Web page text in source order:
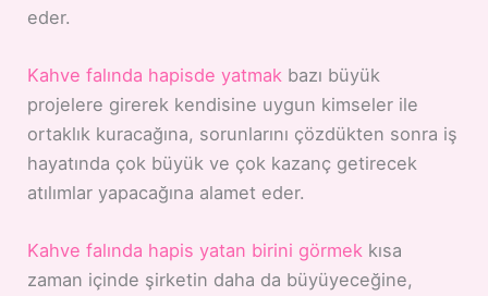
eder.
Kahve falında hapisde yatmak bazı büyük
projelere girerek kendisine uygun kimseler ile
ortaklık kuracağına, sorunlarını çözdükten sonra iş
hayatında çok büyük ve çok kazanç getirecek
atılımlar yapacağına alamet eder.
Kahve falında hapis yatan birini görmek kısa
zaman içinde şirketin daha da büyüyeceğine,